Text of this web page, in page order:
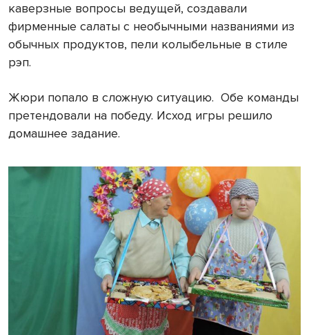
каверзные вопросы ведущей, создавали
фирменные салаты с необычными названиями из
обычных продуктов, пели колыбельные в стиле
рэп.
Жюри попало в сложную ситуацию. Обе команды
претендовали на победу. Исход игры решило
домашнее задание.